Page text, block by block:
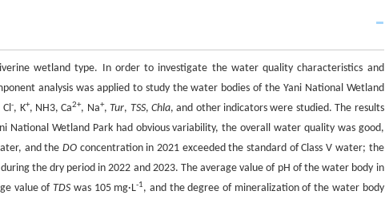
wetland type. In order to investigate the water quality characteristics and
analysis was applied to study the water bodies of the Yani National Wetland
Cl-, K+, NH3, Ca2+, Na+,Tur, TSS, Chla, and other indicators were studied. The results
Wetland Park had obvious variability, the overall water quality was good,
and the DO concentration in 2021 exceeded the standard of Class V water; the
the dry period in 2022 and 2023. The average value of pH of the water body in
value ofTDS was 105 mg·L-1, and the degree of mineralization of the water body